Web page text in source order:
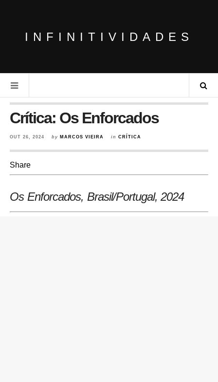
INFINITIVIDADES
Crítica: Os Enforcados
OUT 26, 2024 by MARCOS VIEIRA in CRÍTICA
Share
Os Enforcados, Brasil/Portugal, 2024